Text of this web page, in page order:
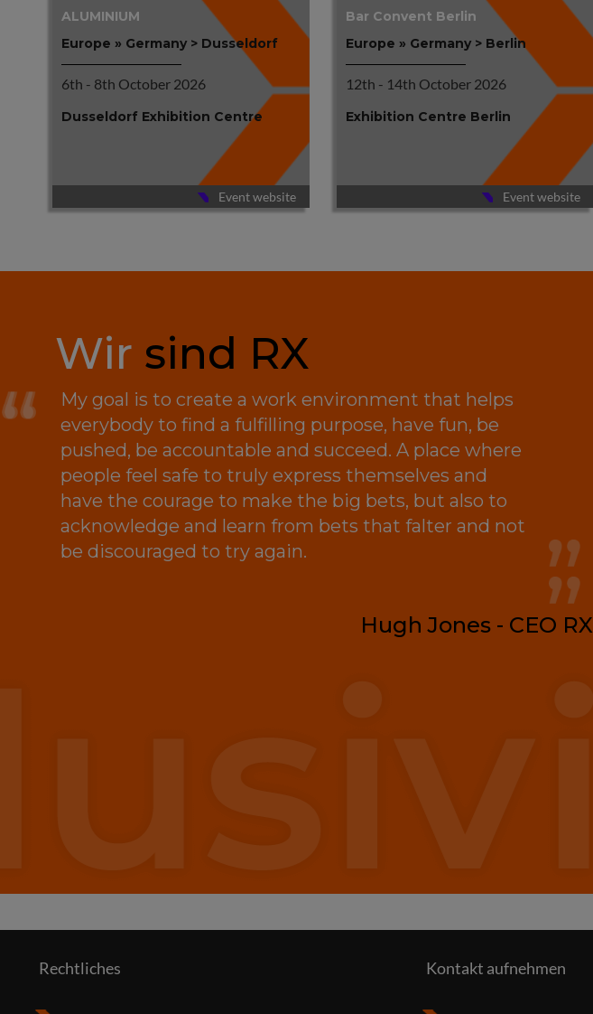
ALUMINIUM
Europe » Germany > Dusseldorf
6th - 8th October 2026
Dusseldorf Exhibition Centre
Event website
Bar Convent Berlin
Europe » Germany > Berlin
12th - 14th October 2026
Exhibition Centre Berlin
Event website
Wir sind RX
My goal is to create a work environment that helps
everybody to find a fulfilling purpose, have fun, be
pushed, be accountable and succeed. A place where
people feel safe to truly express themselves and
have the courage to make the big bets, but also to
acknowledge and learn from bets that falter and not
be discouraged to try again.
Hugh Jones - CEO RX
Rechtliches Kontakt aufnehmen